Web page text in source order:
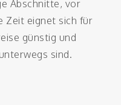
Abschnitte, vor
Zeit eignet sich für
günstig und
sind.